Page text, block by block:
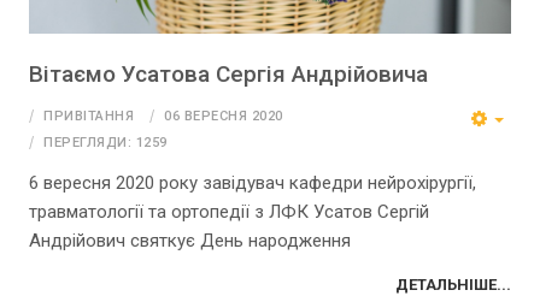
Вітаємо Усатова Сергія Андрійовича
ПРИВІТАННЯ
06 ВЕРЕСНЯ 2020
ПЕРЕГЛЯДИ: 1259
6 вересня 2020 року завідувач кафедри нейрохірургії,
травматології та ортопедії з ЛФК Усатов Сергій
Андрійович святкує День народження
ДЕТАЛЬНІШЕ...